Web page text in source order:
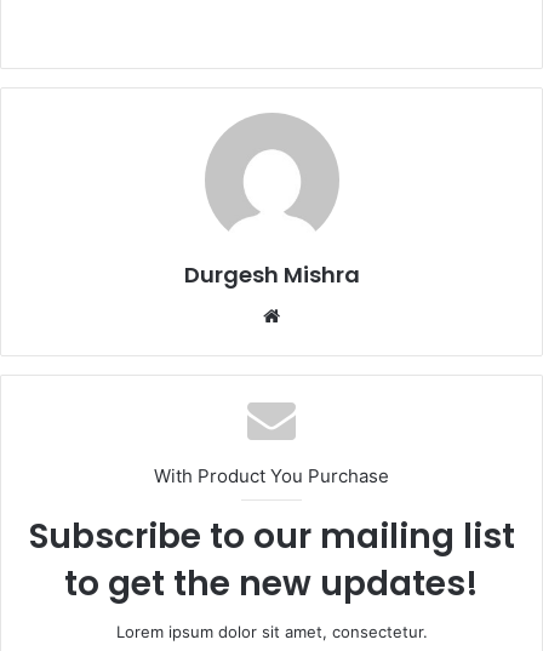
Durgesh Mishra
Website
With Product You Purchase
Subscribe to our mailing list
to get the new updates!
Lorem ipsum dolor sit amet, consectetur.